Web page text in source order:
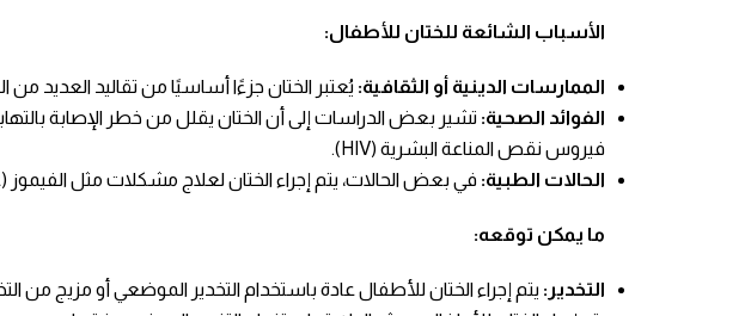
الأسباب الشائعة للختان للأطفال:
الممارسات الدينية أو الثقافية: يُعتبر الختان جزءًا أساسيًا من تقاليد العديد
الفوائد الصحية: تشير بعض الدراسات إلى أن الختان يقلل من خطر الإصابة
فيروس نقص المناعة البشرية (HIV).
الحالات الطبية: في بعض الحالات، يتم إجراء الختان لعلاج مشكلات مثل
ما يمكن توقعه:
التخدير: يتم إجراء الختان للأطفال عادة باستخدام التخدير الموضعي أو مزيج من